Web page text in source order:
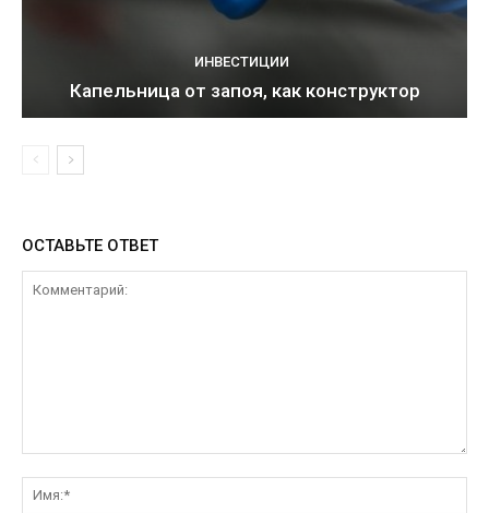
ИНВЕСТИЦИИ
Капельница от запоя, как конструктор
ОСТАВЬТЕ ОТВЕТ